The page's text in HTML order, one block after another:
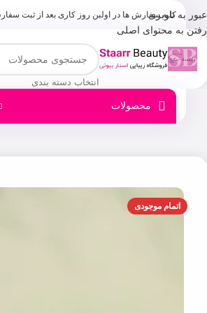
عبور به ناوبری
رفتن به محتوای اصلی
کلیه سفارش ها در اولبن روز کاری بعد از ثبت
انتخاب دسته بندی
محصولات
اتمام موجودی